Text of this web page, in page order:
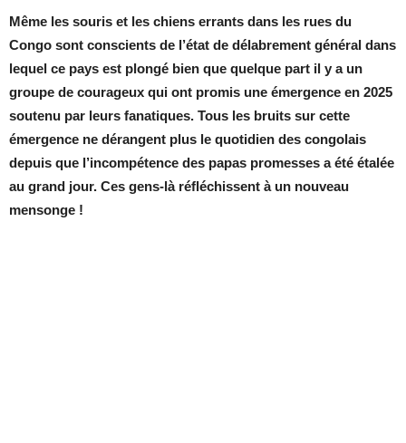
Même les souris et les chiens errants dans les rues du
Congo sont conscients de l’état de délabrement général dans
lequel ce pays est plongé bien que quelque part il y a un
groupe de courageux qui ont promis une émergence en 2025
soutenu par leurs fanatiques. Tous les bruits sur cette
émergence ne dérangent plus le quotidien des congolais
depuis que l’incompétence des papas promesses a été étalée
au grand jour. Ces gens-là réfléchissent à un nouveau
mensonge !